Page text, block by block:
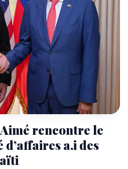
rencontre le
a.i des